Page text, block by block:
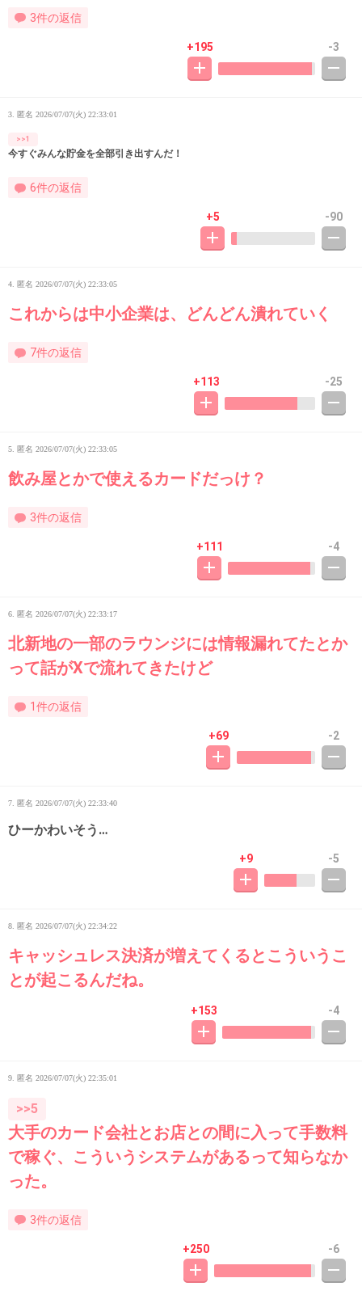
3件の返信
+195 -3
3. 匿名 2026/07/07(火) 22:33:01
>>1
今すぐみんな貯金を全部引き出すんだ！
6件の返信
+5 -90
4. 匿名 2026/07/07(火) 22:33:05
これからは中小企業は、どんどん潰れていく
7件の返信
+113 -25
5. 匿名 2026/07/07(火) 22:33:05
飲み屋とかで使えるカードだっけ？
3件の返信
+111 -4
6. 匿名 2026/07/07(火) 22:33:17
北新地の一部のラウンジには情報漏れてたとか
って話がXで流れてきたけど
1件の返信
+69 -2
7. 匿名 2026/07/07(火) 22:33:40
ひーかわいそう…
+9 -5
8. 匿名 2026/07/07(火) 22:34:22
キャッシュレス決済が増えてくるとこういうこ
とが起こるんだね。
+153 -4
9. 匿名 2026/07/07(火) 22:35:01
>>5
大手のカード会社とお店との間に入って手数料
で稼ぐ、こういうシステムがあるって知らなか
った。
3件の返信
+250 -6